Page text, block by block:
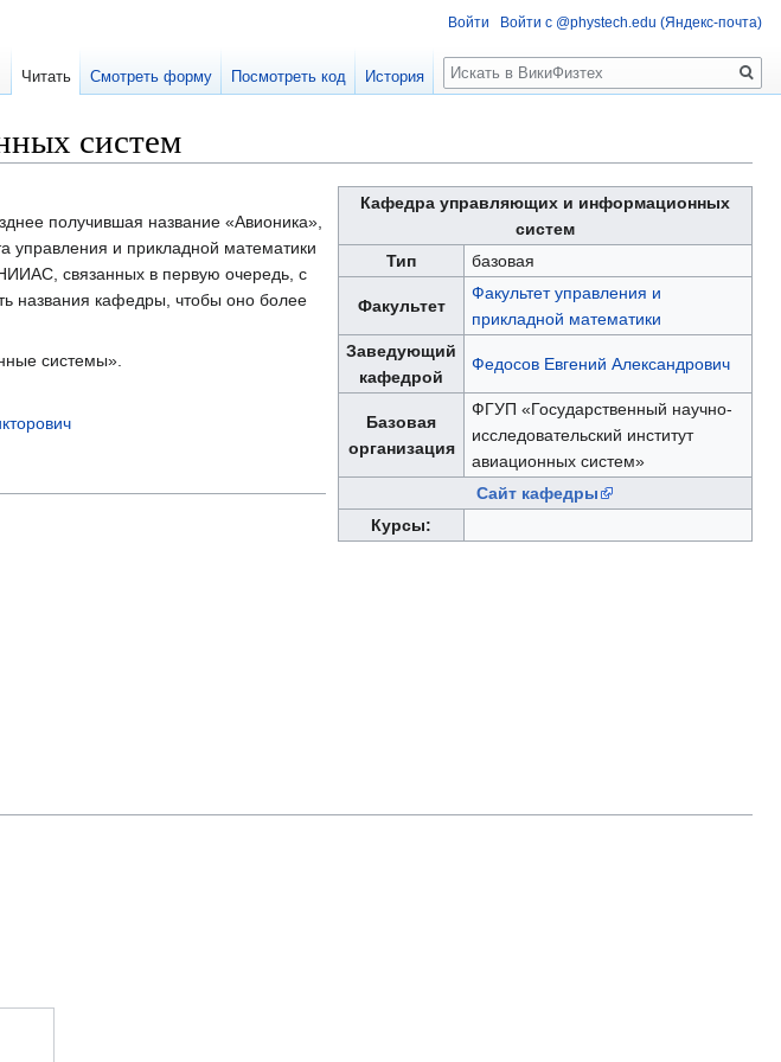
систем
Кафедра управляющих и информационных
систем
Тип
базовая
Факультет
Факультет управления и
прикладной математики
Заведующий
кафедрой
Федосов Евгений Александрович
Базовая
организация
ФГУП «Государственный научно-
исследовательский институт
авиационных систем»
Сайт кафедры
Курсы:
получившая название «Авионика»,
управления и прикладной математики
связанных в первую очередь, с
названия кафедры, чтобы оно более
системы».
Войти Войти с @phystech.edu (Яндекс-почта)
Читать Смотреть форму Посмотреть код История
Поиск